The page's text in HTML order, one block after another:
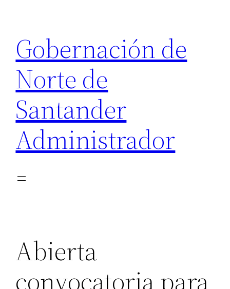
contenido
Gobernación de
Norte de
Santander
Administrador
Abierta
convocatoria para